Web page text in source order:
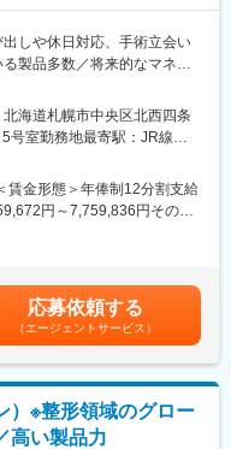
員同行のもと従事しながら
持ちます。直近では「フォ
世界初の高解像度CTを開発販
高さで高い評価を獲得し続
出しや休日対応、手術立会い
製品多数／将来的なマネー
係構築をし、循環器関連製
献していただきます。
等の循環器関連製品
タイル
てご自身もお客様を持ちな
ージャー（管理職）を目指
海道札幌市中央区北西四条
室勤務地最寄駅：JR線／
賃金形態＞年俸制12分割支給
円～7,759,836円その他
＜給与補足＞※スキル・ご経
途インセンティブ支給あり
シスタントマネージャー賃金
を通じて上下する可能性が
めた表記です。
応募依頼する
（エージェントサービス）
）※整形領域のグロー
高い製品力